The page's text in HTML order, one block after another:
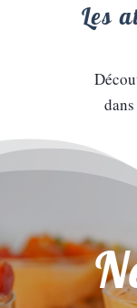
Les